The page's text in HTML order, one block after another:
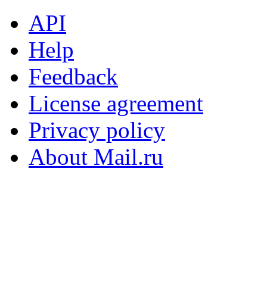
API
Help
Feedback
License agreement
Privacy policy
About Mail.ru